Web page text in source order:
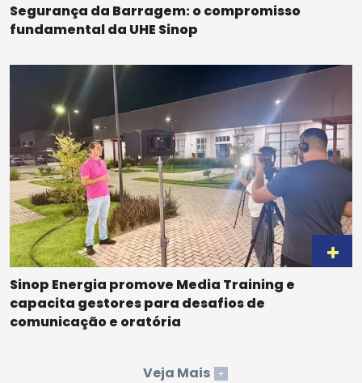
Segurança da Barragem: o compromisso
fundamental da UHE Sinop
Sinop Energia promove Media Training e
capacita gestores para desafios de
comunicação e oratória
Veja Mais +